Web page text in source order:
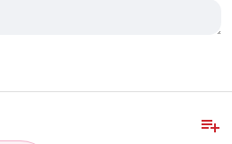
playlist_add